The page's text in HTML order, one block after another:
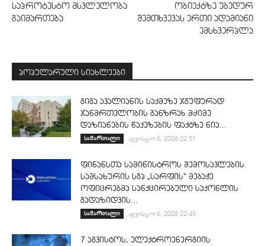
საპროტესტო მსვლელობა
გაიმართება
ობიექტზე უბედურ
შემთხვევას ერთი ადამიანი
ემსხვერპლა
პოპულარული სიახლეები
გიგა ავალიანის საქმეზე ჯგუფურად
ჯანმრთელობის განზრახ მძიმე
დაზიანების წაქეზების ფაქტზე ნია...
სამართალი აგვისტო 6, 2026 22:51
ფინანსთა სამინისტროს შემოსავლების
სამსახურის სგპ „სარფის“ მებაჟე
ოფიცრებმა სანქცირებული საქონლის
გადაზიდვის...
სამართალი აგვისტო 6, 2026 22:46
7 აგვისტოს, ელექტროენერგიის